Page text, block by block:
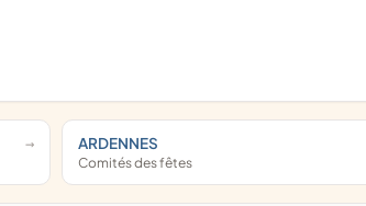
ARDENNES
Comités des fêtes